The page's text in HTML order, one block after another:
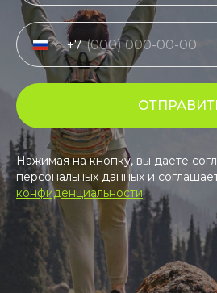
+7
Нажимая на кнопку, вы даете
персональных данных и
конфиденциальности